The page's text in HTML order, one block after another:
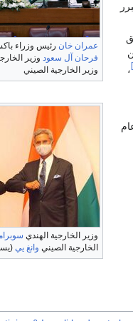
عمران خان رئيس وزراء
فرحان آل سعود وزير
وزير الخارجية الصيني
،
وزير الخارجية الهندي
الخارجية الصيني وانغ يي